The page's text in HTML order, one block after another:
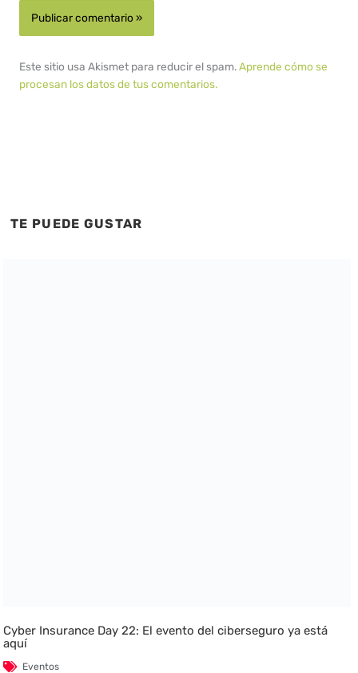
Este sitio usa Akismet para reducir el spam.Aprende cómo se
procesan los datos de tus comentarios.
TE PUEDE GUSTAR
Cyber Insurance Day 22: El evento del ciberseguro ya está
aquí
Eventos